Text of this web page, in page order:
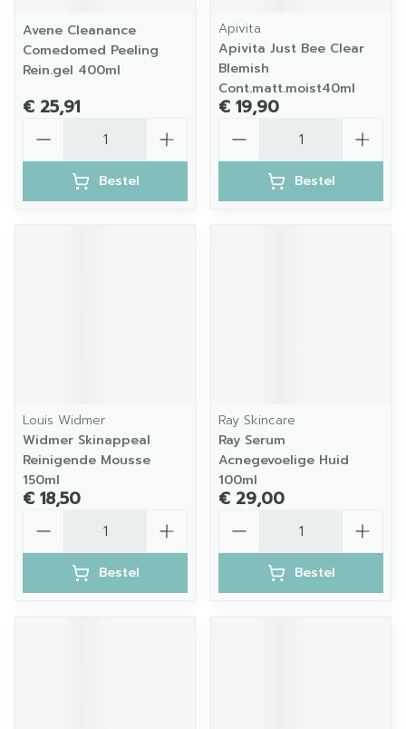
Avene Cleanance
Comedomed Peeling
Rein.gel 400ml
€ 25,91
Bestel
Apivita
Apivita Just Bee Clear
Blemish
Cont.matt.moist40ml
€ 19,90
Bestel
Louis Widmer
Widmer Skinappeal
Reinigende Mousse
150ml
€ 18,50
Bestel
Ray Skincare
Ray Serum
Acnegevoelige Huid
100ml
€ 29,00
Bestel